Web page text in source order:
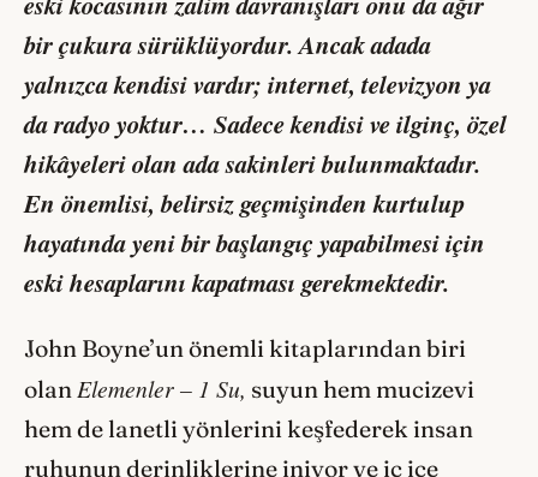
bir çukura sürüklüyordur. Ancak adada
yalnızca kendisi vardır; internet, televizyon ya
da radyo yoktur… Sadece kendisi ve ilginç, özel
hikâyeleri olan ada sakinleri bulunmaktadır.
En önemlisi, belirsiz geçmişinden kurtulup
hayatında yeni bir başlangıç yapabilmesi için
eski hesaplarını kapatması gerekmektedir.
John Boyne’un önemli kitaplarından biri
olanElemenler – 1 Su, suyun hem mucizevi
hem de lanetli yönlerini keşfederek insan
ruhunun derinliklerine iniyor ve iç içe